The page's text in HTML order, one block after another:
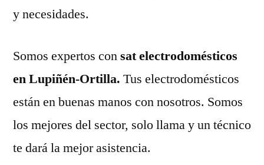
y necesidades.
Somos expertos consat electrodomésticos
en Lupiñén-Ortilla. Tus electrodomésticos
están en buenas manos con nosotros. Somos
los mejores del sector, solo llama y un técnico
te dará la mejor asistencia.